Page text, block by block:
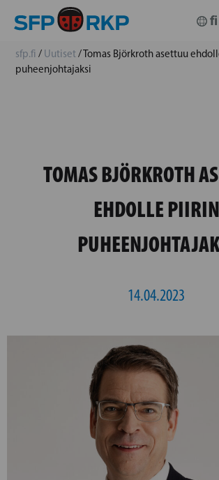
sfp.fi / Uutiset/Tomas Björkroth asettuu
puheenjohtajaksi
TOMAS BJÖRKROTH
EHDOLLE PIIRIN
14.04.2023